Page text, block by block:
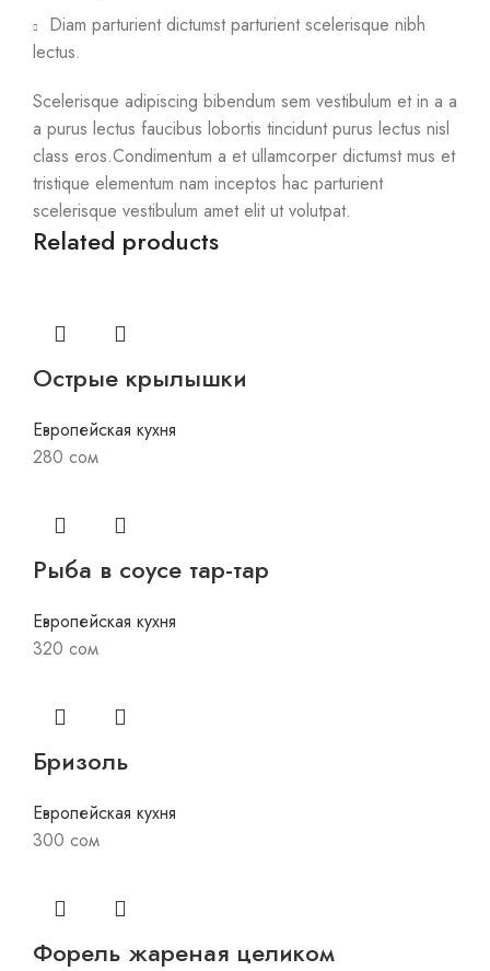
Diam parturient dictumst parturient scelerisque nibh
lectus.
Scelerisque adipiscing bibendum sem vestibulum et in a a
a purus lectus faucibus lobortis tincidunt purus lectus nisl
class eros.Condimentum a et ullamcorper dictumst mus et
tristique elementum nam inceptos hac parturient
scelerisque vestibulum amet elit ut volutpat.
Related products
Острые крылышки
Европейская кухня
280 сом
Рыба в соусе тар-тар
Европейская кухня
320 сом
Бризоль
Европейская кухня
300 сом
Форель жареная целиком